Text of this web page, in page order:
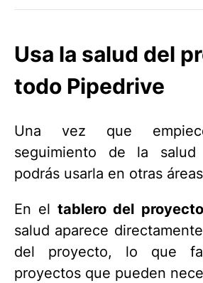
Usa la salud del
todo Pipedrive
Una vez que
seguimiento de la
podrás usarla en otras
En eltablero del proyecto
salud aparece
del proyecto, lo que
proyectos que pueden